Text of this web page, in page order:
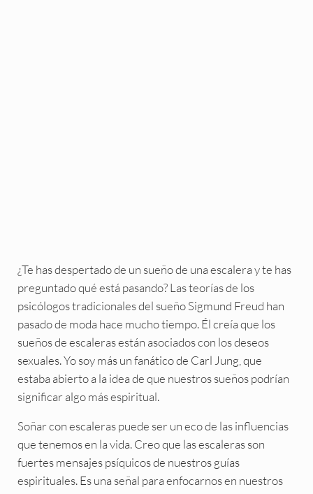
¿Te has despertado de un sueño de una escalera y te has
preguntado qué está pasando? Las teorías de los
psicólogos tradicionales del sueño Sigmund Freud han
pasado de moda hace mucho tiempo. Él creía que los
sueños de escaleras están asociados con los deseos
sexuales. Yo soy más un fanático de Carl Jung, que
estaba abierto a la idea de que nuestros sueños podrían
significar algo más espiritual.
Soñar con escaleras puede ser un eco de las influencias
que tenemos en la vida. Creo que las escaleras son
fuertes mensajes psíquicos de nuestros guías
espirituales. Es una señal para enfocarnos en nuestros